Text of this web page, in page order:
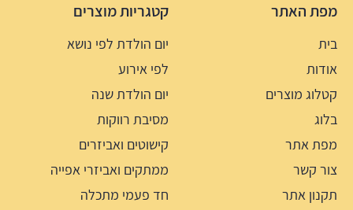
מפת האתר
בית
אודות
קטלוג מוצרים
בלוג
מפת אתר
צור קשר
תקנון אתר
קטגריות מוצרים
יום הולדת לפי נושא
לפי אירוע
יום הולדת שנה
מסיבת רווקות
קישוטים ואביזרים
ממתקים ואביזרי אפייה
חד פעמי מתכלה